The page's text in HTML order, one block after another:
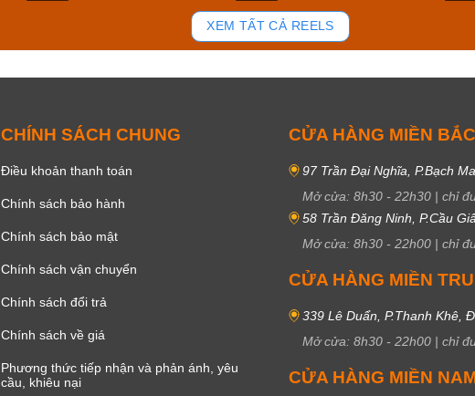
37
XEM TẤT CẢ REELS
CHÍNH SÁCH CHUNG
Điều khoản thanh toán
Chính sách bảo hành
Chính sách bảo mật
Chính sách vận chuyển
Chính sách đổi trả
Chính sách về giá
Phương thức tiếp nhận và phản ánh, yêu
cầu, khiêu nại
CỬA HÀNG MIỀN BẮC
97 Trần Đại Nghĩa, P.Bạch
Mở cửa: 8h30 - 22h30 | chỉ
58 Trần Đăng Ninh, P.Cầu
Mở cửa: 8h30 - 22h00 | chỉ
CỬA HÀNG MIỀN
339 Lê Duẩn, P.Thanh Khê,
Mở cửa: 8h30 - 22h00 | chỉ
CỬA HÀNG MIỀN